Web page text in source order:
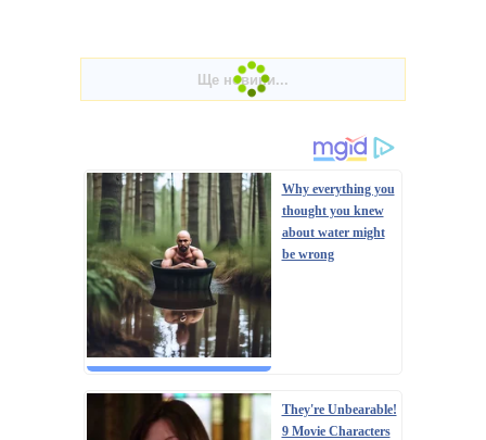
Why everything you
thought you knew
about water might
be wrong
They're Unbearable!
9 Movie Characters